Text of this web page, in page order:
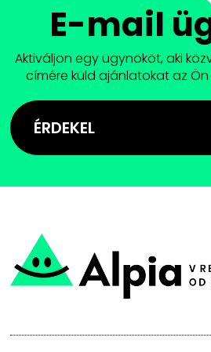
E-mail
Aktiváljon egy ügynököt, aki
címére küld ajánlatokat az
ÉRDEKEL